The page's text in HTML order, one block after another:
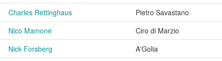
Charles Rettinghaus
Pietro Savastano
Nico Mamone
Ciro di Marzio
Nick Forsberg A'Golia